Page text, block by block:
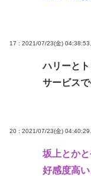
17 : 2021/07/23(金)
ハリーと
サービス
20 : 2021/07/23(金)
坂上とか
好感度高